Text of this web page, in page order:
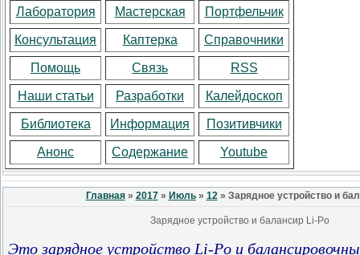
Лаборатория Мастерская Портфельчик
Консультация Каптерка Справочники
Помощь Связь RSS
Наши статьи Разработки Калейдоскоп
Библиотека Информация Позитивчики
Анонс Содержание Youtube
Главная» 2017 » Июль » 12» Зарядное устройство и
Зарядное устройство и балансир Li-Po
Это зарядное устройство Li-Po и